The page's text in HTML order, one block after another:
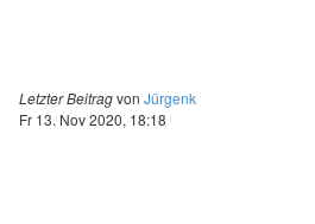
Letzter Beitragvon Jürgenk
Fr 13. Nov 2020, 18:18